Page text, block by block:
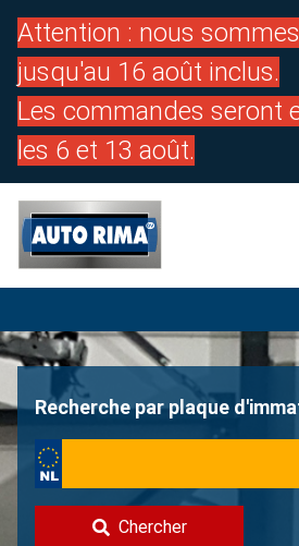
Attention : nous
jusqu'au 16 août inclus.
Les commandes seront
les 6 et 13 août.
Recherche par plaque
Chercher